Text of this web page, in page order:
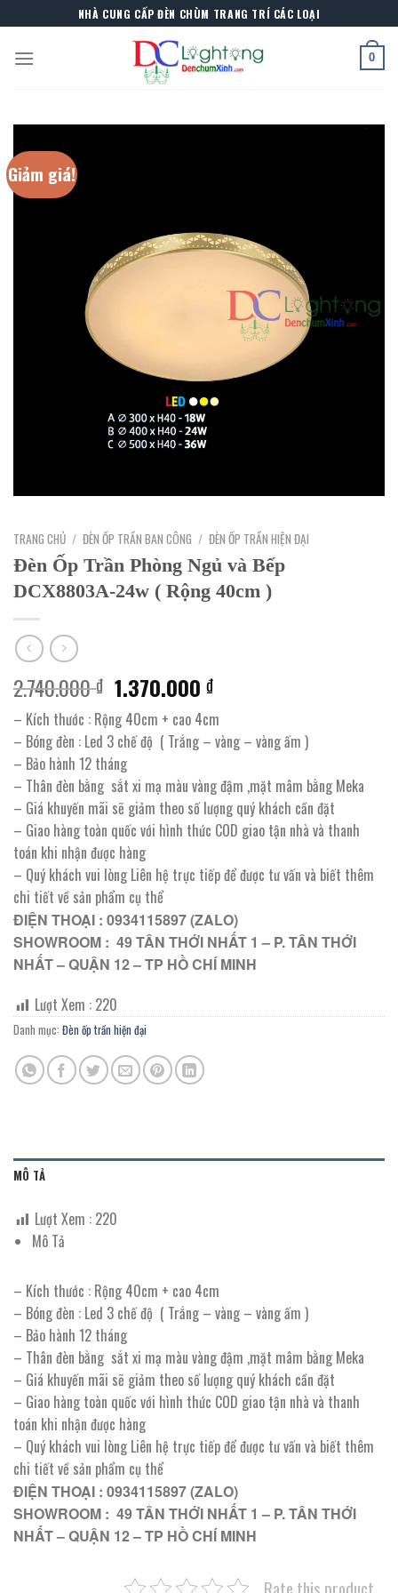
to
content
NHÀ CUNG CẤP ĐÈN CHÙM TRANG TRÍ CÁC LOẠI
0
Giảm giá!
TRANG CHỦ / ĐÈN ỐP TRẦN BAN CÔNG / ĐÈN ỐP TRẦN HIỆN ĐẠI
Đèn Ốp Trần Phòng Ngủ và Bếp
DCX8803A-24w ( Rộng 40cm )
2.740.000₫ Giá
gốc
là:
2.740.000 ₫.
1.370.000₫Giá
hiện
tại
là:
1.370.000 ₫.
– Kích thước : Rộng 40cm + cao 4cm
– Bóng đèn : Led 3 chế độ ( Trắng – vàng – vàng ấm )
– Bảo hành 12 tháng
– Thân đèn bằng sắt xi mạ màu vàng đậm ,mặt mâm bằng Meka
– Giá khuyến mãi sẽ giảm theo số lượng quý khách cần đặt
– Giao hàng toàn quốc với hình thức COD giao tận nhà và thanh
toán khi nhận được hàng
– Quý khách vui lòng Liên hệ trực tiếp để được tư vấn và biết thêm
chi tiết về sản phẩm cụ thể
ĐIỆN THOẠI : 0934115897 (ZALO)
SHOWROOM : 49 TÂN THỚI NHẤT 1 – P. TÂN THỚI
NHẤT – QUẬN 12 – TP HỒ CHÍ MINH
Lượt Xem : 220
Danh mục: Đèn ốp trần hiện đại
MÔ TẢ
Lượt Xem : 220
Mô Tả
– Kích thước : Rộng 40cm + cao 4cm
– Bóng đèn : Led 3 chế độ ( Trắng – vàng – vàng ấm )
– Bảo hành 12 tháng
– Thân đèn bằng sắt xi mạ màu vàng đậm ,mặt mâm bằng Meka
– Giá khuyến mãi sẽ giảm theo số lượng quý khách cần đặt
– Giao hàng toàn quốc với hình thức COD giao tận nhà và thanh
toán khi nhận được hàng
– Quý khách vui lòng Liên hệ trực tiếp để được tư vấn và biết thêm
chi tiết về sản phẩm cụ thể
ĐIỆN THOẠI : 0934115897 (ZALO)
SHOWROOM : 49 TÂN THỚI NHẤT 1 – P. TÂN THỚI
NHẤT – QUẬN 12 – TP HỒ CHÍ MINH
Rate this product